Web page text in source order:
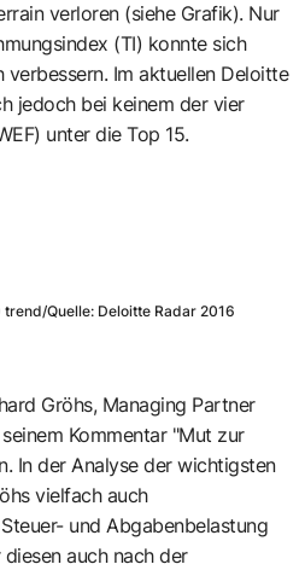
verloren (siehe Grafik). Nur
(TI) konnte sich
Im aktuellen Deloitte
jedoch bei keinem der vier
unter die Top 15.
trend/Quelle: Deloitte Radar 2016
Gröhs, Managing Partner
Kommentar "Mut zur
In der Analyse der wichtigsten
vielfach auch
und Abgabenbelastung
auch nach der